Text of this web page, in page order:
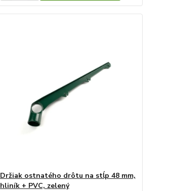
Držiak ostnatého drôtu na stĺp 48 mm,
hliník + PVC, zelený